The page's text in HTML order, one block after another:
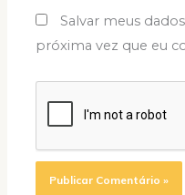
Salvar meus
próxima vez que eu